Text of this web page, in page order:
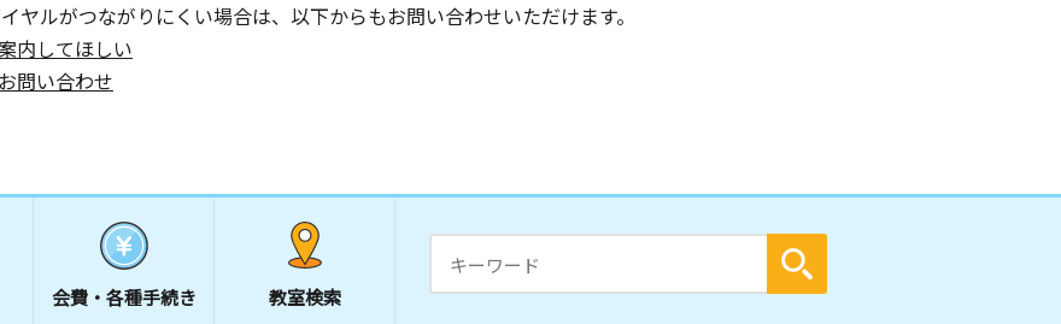
ヤルがつながりにくい場合は、以下からもお問い合わせいただけます。
内してほしい
問い合わせ
会費・ 各種手続き 教室検索